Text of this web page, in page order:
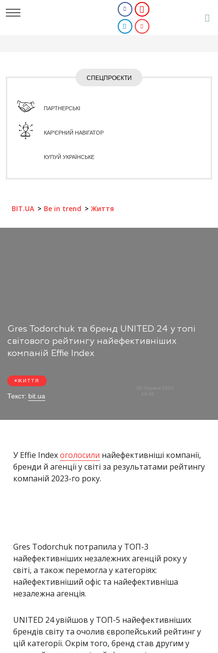
СПЕЦПРОЄКТИ
ПАРТНЕРСЬКІ
КАР'ЄРНИЙ НАВІГАТОР
КУПУЙ УКРАЇНСЬКЕ
BIT.UA Be in trend Життя
Gres Todorchuk та бренд UNITED 24 у топі
світового рейтингу найефективніших
компаній Effie Index
ЖИТТЯ
Текст: bit.ua
У Effie Indexоголосили найефективніші компанії,
бренди й агенції у світі за результатами рейтингу
компаній 2023-го року.
Gres Todorchuk потрапила у ТОП-3
найефективніших незалежних агенцій року у
світі, а також перемогла у категоріях:
найефективніший офіс та найефективніша
незалежна агенція.
UNITED 24увійшов у ТОП-5 найефективніших
брендів світу та очолив європейський рейтинг у
цій категорії. Окрім того, бренд став другим у